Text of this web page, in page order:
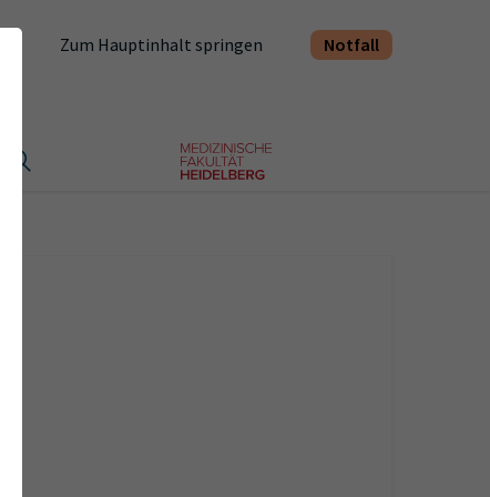
Zum Hauptinhalt springen Notfall